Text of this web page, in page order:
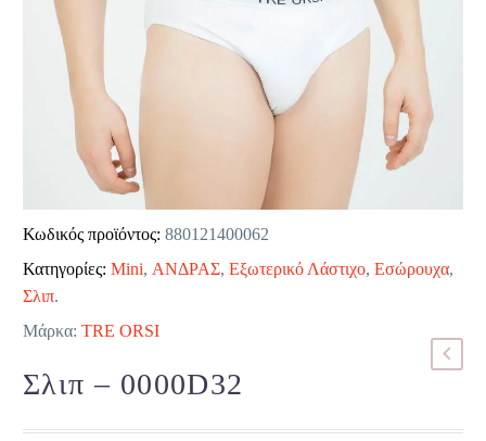
Κωδικός προϊόντος: 880121400062
Κατηγορίες: Mini, ΑΝΔΡΑΣ, Εξωτερικό Λάστιχο, Εσώρουχα,
Σλιπ.
Μάρκα: TRE ORSI
Σλιπ – 0000D32